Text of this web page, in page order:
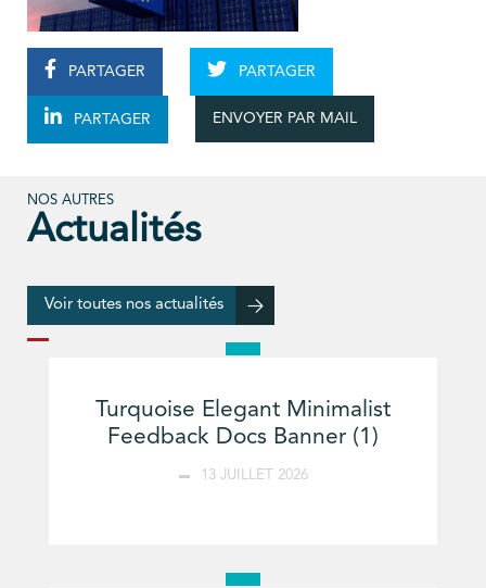
PARTAGER PARTAGER
PARTAGER ENVOYER PAR MAIL
NOS AUTRES
Actualités
Voir toutes nos actualités
Turquoise Elegant Minimalist
Feedback Docs Banner (1)
13 JUILLET 2026